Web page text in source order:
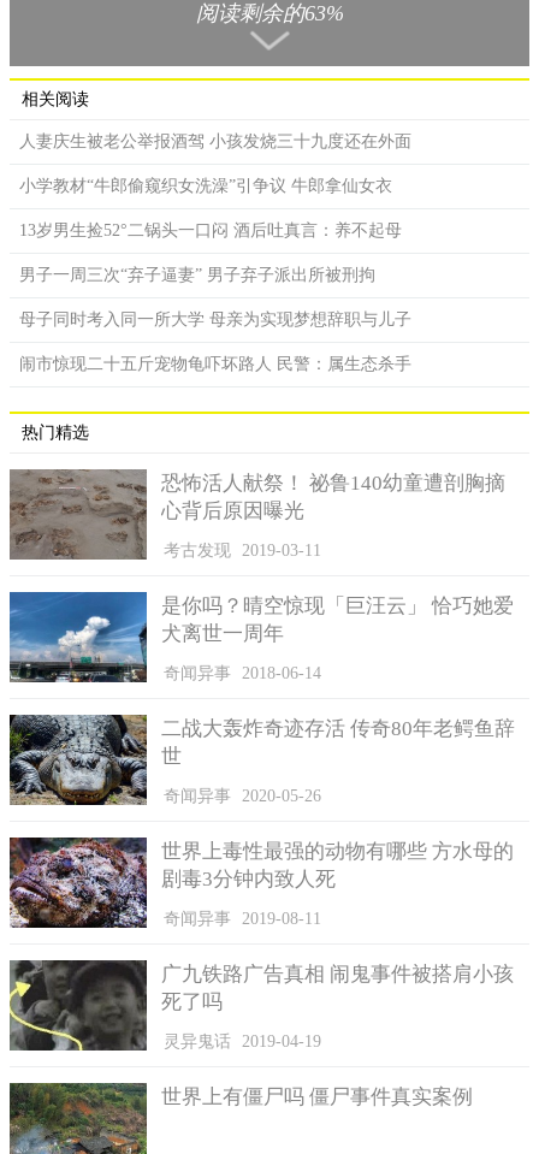
女司机进行扣留处理，没料到她载的几名男性朋友二话没说，快
掉头对旁边的民警展开发嗲的攻势，“人家没有喝酒啦～不信可以
考考人家的。”见到民警依旧不动声色，女司机又开始想博同情，
对交警说自己活的很困难，买车的钱都是借来的，又只是自己一
个人在外工作，哀求民警可以高抬贵手当看不见，放了她……
见该女子酒驾被抓，坐在轿车后排三名男子赶紧下车，二话
没说快速的下车叫了辆的士走了，而她那位坐在副驾驶的朋友下
车走到驾驶室位置，用手撑着驾驶门，就这样面目表情的看着女
当交警问到男子说，站在朋友的立场上，知道女子喝了酒为
什么还要让她开车呢?怎么当时就没有拦住她呢?让人意想不到的
是，该男子居然只是很冷漠的说了一句他错了。
阅读剩余的63%
相关阅读
人妻庆生被老公举报酒驾 小孩发烧三十九度还在外面
小学教材“牛郎偷窥织女洗澡”引争议 牛郎拿仙女衣
13岁男生捡52°二锅头一口闷 酒后吐真言：养不起母
男子一周三次“弃子逼妻” 男子弃子派出所被刑拘
母子同时考入同一所大学 母亲为实现梦想辞职与儿子
闹市惊现二十五斤宠物龟吓坏路人 民警：属生态杀手
热门精选
恐怖活人献祭！ 祕鲁140幼童遭剖胸摘
心背后原因曝光
考古发现 2019-03-11
是你吗？晴空惊现「巨汪云」 恰巧她爱
犬离世一周年
奇闻异事 2018-06-14
二战大轰炸奇迹存活 传奇80年老鳄鱼辞
世
奇闻异事 2020-05-26
世界上毒性最强的动物有哪些 方水母的
剧毒3分钟内致人死
奇闻异事 2019-08-11
广九铁路广告真相 闹鬼事件被搭肩小孩
死了吗
灵异鬼话 2019-04-19
世界上有僵尸吗 僵尸事件真实案例